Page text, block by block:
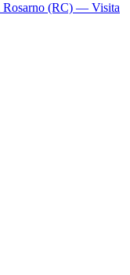
Rosarno (RC) — Visita